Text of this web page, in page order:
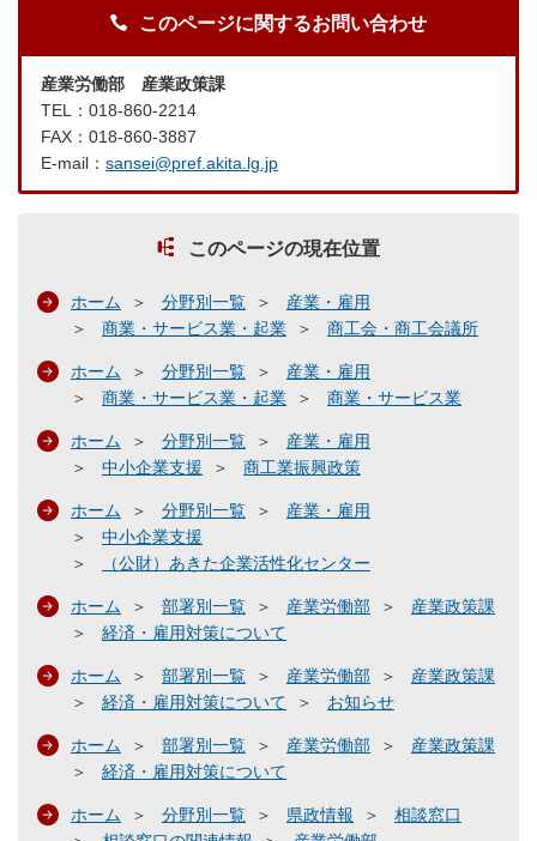
このページに関するお問い合わせ
産業労働部 産業政策課
TEL：018-860-2214
FAX：018-860-3887
E-mail： sansei@pref.akita.lg.jp
このページの現在位置
ホーム 分野別一覧
産業・雇用
商業・サービス業・起業
商工会・商工会議所
ホーム 分野別一覧
産業・雇用
商業・サービス業・起業
商業・サービス業
ホーム 分野別一覧
産業・雇用
中小企業支援
商工業振興政策
ホーム 分野別一覧
産業・雇用
中小企業支援
（公財）あきた企業活性化センター
ホーム 部署別一覧 産業労働部
産業政策課
経済・雇用対策について
ホーム 部署別一覧 産業労働部
産業政策課
経済・雇用対策について
お知らせ
ホーム 部署別一覧 産業労働部
産業政策課
経済・雇用対策について
ホーム 分野別一覧 県政情報
相談窓口